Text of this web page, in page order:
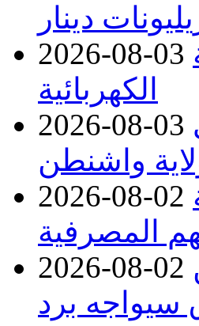
2026-08-03
الكهربائية
2026-08-03
واشنطن
2026-08-02
المصرفية
2026-08-02
سيواجه برد